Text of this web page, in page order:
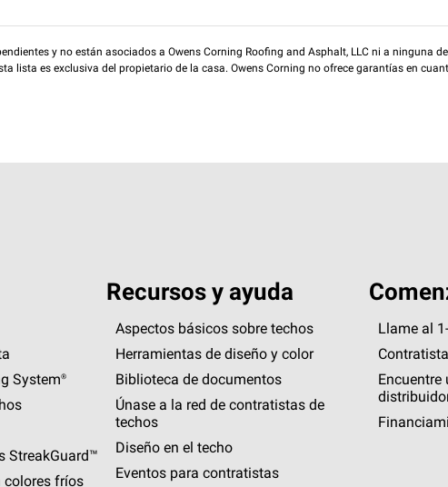
y no están asociados a Owens Corning Roofing and Asphalt, LLC ni a ninguna
lista es exclusiva del propietario de la casa. Owens Corning no ofrece garantías en
System®
StreakGuard™
colores fríos
Recursos y ayuda
Aspectos básicos sobre techos
Herramientas de diseño y color
Biblioteca de documentos
Únase a la red de contratistas de
techos
Diseño en el techo
Eventos para contratistas
Llame al 1-
Encuentre